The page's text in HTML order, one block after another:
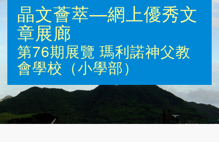
晶文薈萃—網上優秀文
章展廊
第76期展覽 瑪利諾神父教
會學校（小學部）